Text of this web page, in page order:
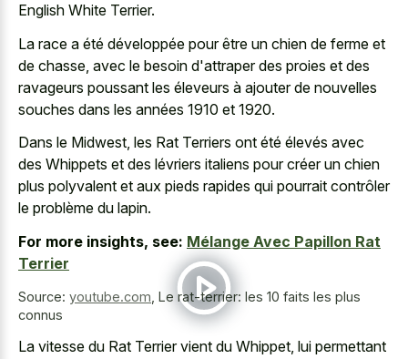
English White Terrier.
La race a été développée pour être un chien de ferme et
de chasse, avec le besoin d'attraper des proies et des
ravageurs poussant les éleveurs à ajouter de nouvelles
souches dans les années 1910 et 1920.
Dans le Midwest, les Rat Terriers ont été élevés avec
des Whippets et des lévriers italiens pour créer un chien
plus polyvalent et aux pieds rapides qui pourrait contrôler
le problème du lapin.
For more insights, see: Mélange Avec Papillon Rat
Terrier
Source: youtube.com Le rat-terrier: les 10 faits les plus
connus
La vitesse du Rat Terrier vient du Whippet, lui permettant